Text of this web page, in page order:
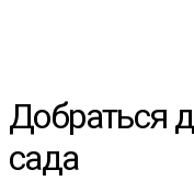
Добраться
сада